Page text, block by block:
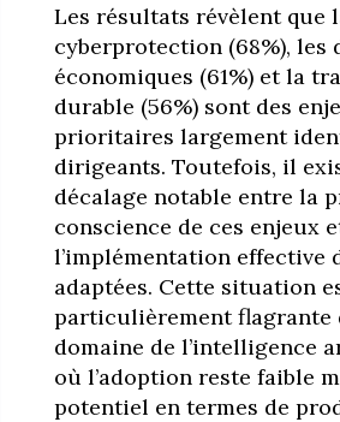
Les résultats révèlent que
cyberprotection (68%), les
économiques (61%) et la
durable (56%) sont des
prioritaires largement
dirigeants. Toutefois, il
décalage notable entre la
conscience de ces enjeux
l’implémentation effective
adaptées. Cette situation
particulièrement flagrante
domaine de l’intelligence
où l’adoption reste faible
potentiel en termes de